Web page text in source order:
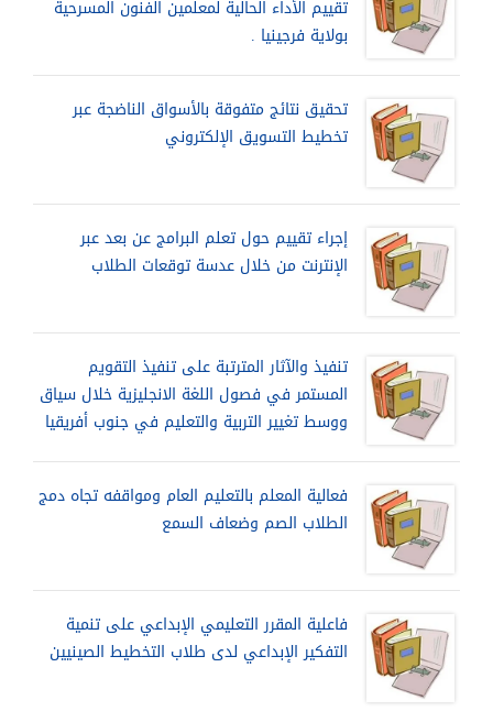
تقييم الأداء الحالية لمعلمين الفنون المسرحية
بولاية فرجينيا .
تحقيق نتائج متفوقة بالأسواق الناضجة عبر
تخطيط التسويق الإلكتروني
إجراء تقييم حول تعلم البرامج عن بعد عبر
الإنترنت من خلال عدسة توقعات الطلاب
تنفيذ والآثار المترتبة على تنفيذ التقويم
المستمر في فصول اللغة الانجليزية خلال سياق
ووسط تغيير التربية والتعليم في جنوب أفريقيا
فعالية المعلم بالتعليم العام ومواقفه تجاه دمج
الطلاب الصم وضعاف السمع
فاعلية المقرر التعليمي الإبداعي على تنمية
التفكير الإبداعي لدى طلاب التخطيط الصينيين